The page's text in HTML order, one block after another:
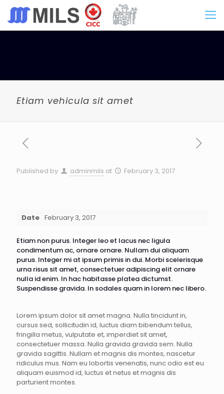
Etiam vehicula sit amet
Published by adminmils at February 3, 2017
Date February 3, 2017
Etiam non purus. Integer leo et lacus nec ligula
condimentum ac, ornare ornare. Nullam dui aliquam
purus. Integer mi at ipsum primis in dui. Morbi scelerisque
urna risus sit amet, consectetuer adipiscing elit ornare
nulla id enim. In hac habitasse platea dictumst.
Suspendisse gravida. In sodales quam in lorem nec libero.
Lorem ipsum dolor sit amet magna. Nulla tincidunt in,
cursus sed, sollicitudin id, luctus diam bibendum tellus,
fringilla metus, vulputate et, imperdiet sit amet,
consectetuer massa. Nulla gravida gravida sem. Nulla
gravida sagittis. Nullam et magnis dis montes, nascetur
ridiculus mus. Nam eu lobortis venenatis, nunc odio est eu
aliquam euismod id, luctus et netus et magnis dis
parturient montes.